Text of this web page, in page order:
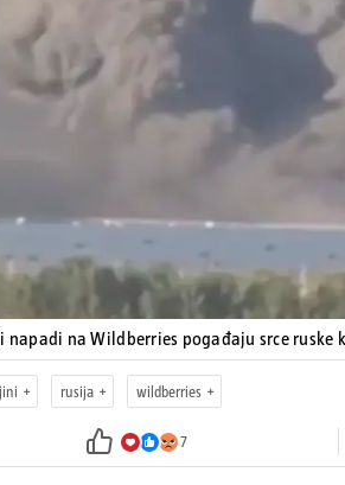
napadi na Wildberries pogađaju srce ruske
rusija wildberries
7